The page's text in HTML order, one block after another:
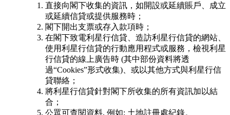
直接向閣下收集的資訊，如開設或延續賬戶、成立
或延續信貸或提供服務時；
閣下開出支票或存入款項時；
在閣下致電利星行信貸、造訪利星行信貸的網站、
使用利星行信貸的行動應用程式或服務，檢視利星
行信貸的線上廣告時 (其中部份資料將透
過“Cookies”形式收集)、或以其他方式與利星行信
貸聯絡；
將利星行信貸針對閣下所收集的所有資訊加以結
合；
公眾可查閱資料, 例如: 土地註冊處紀錄。